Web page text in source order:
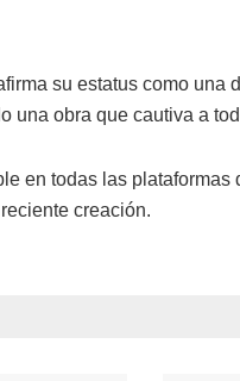
su estatus como una
una obra que cautiva a
en todas las
creación.